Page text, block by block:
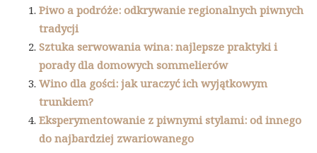
Piwo a podróże: odkrywanie regionalnych piwnych
tradycji
Sztuka serwowania wina: najlepsze praktyki i
porady dla domowych sommelierów
Wino dla gości: jak uraczyć ich wyjątkowym
trunkiem?
Eksperymentowanie z piwnymi stylami: od innego
do najbardziej zwariowanego